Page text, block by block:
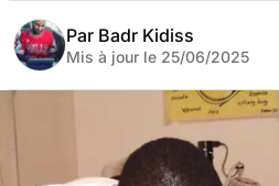
Par Badr Kidiss
Mis à jour le 25/06/2025